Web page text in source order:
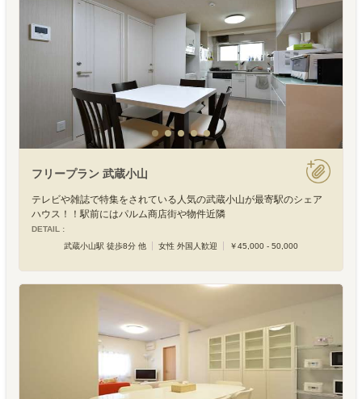
フリープラン 武蔵小山
テレビや雑誌で特集をされている人気の武蔵小山が最寄駅のシェア
ハウス！！駅前にはパルム商店街や物件近隣
DETAIL :
武蔵小山駅 徒歩8分 他
女性 外国人歓迎 ￥45,000 - 50,000